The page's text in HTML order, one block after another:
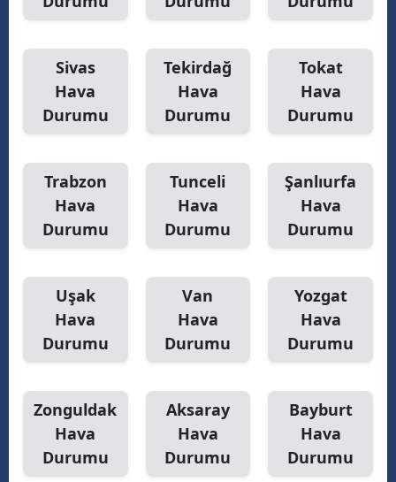
Sivas
Hava
Durumu
Tekirdağ
Hava
Durumu
Tokat
Hava
Durumu
Trabzon
Hava
Durumu
Tunceli
Hava
Durumu
Şanlıurfa
Hava
Durumu
Uşak
Hava
Durumu
Van
Hava
Durumu
Yozgat
Hava
Durumu
Zonguldak
Hava
Durumu
Aksaray
Hava
Durumu
Bayburt
Hava
Durumu